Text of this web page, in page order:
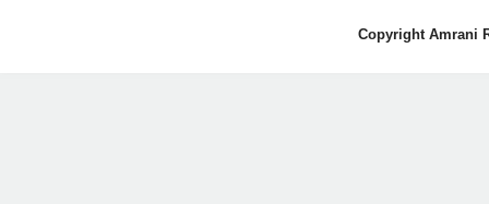
Copyright Amrani